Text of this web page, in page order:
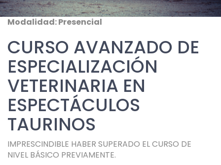
Modalidad: Presencial
CURSO AVANZADO DE
ESPECIALIZACIÓN
VETERINARIA EN
ESPECTÁCULOS
TAURINOS
IMPRESCINDIBLE HABER SUPERADO EL CURSO DE
NIVEL BÁSICO PREVIAMENTE.